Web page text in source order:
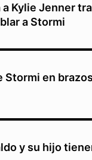
Kylie Jenner
a Stormi
Stormi en
y su hijo